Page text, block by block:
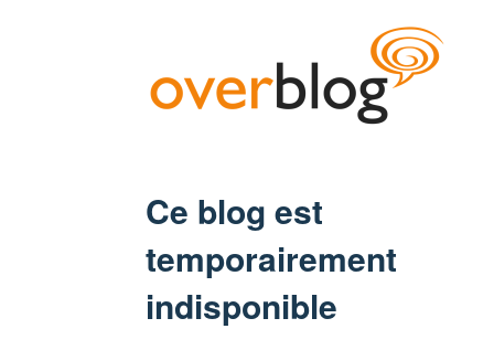
Ce blog est
temporairement
indisponible